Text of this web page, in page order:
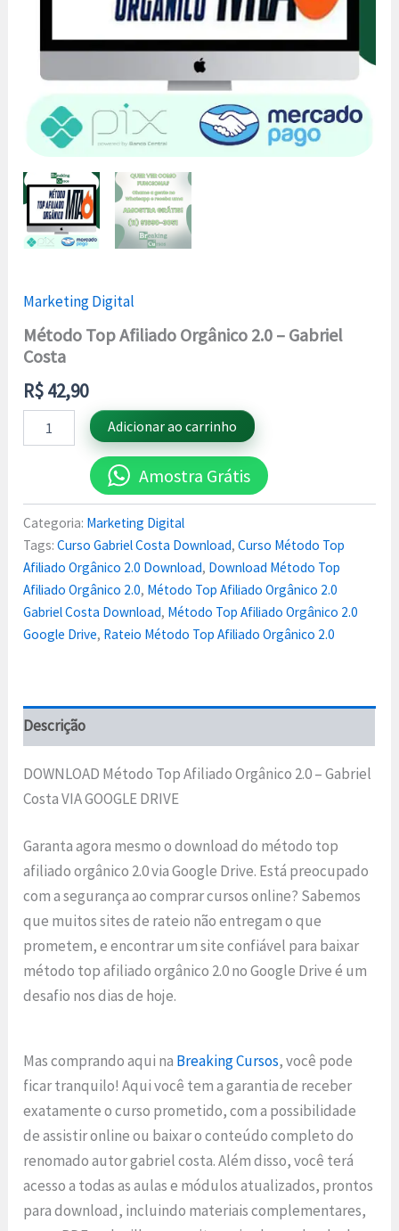
Marketing Digital
Método Top Afiliado Orgânico 2.0 – Gabriel
Costa
R$42,90
Adicionar ao carrinho
Amostra Grátis
Categoria: Marketing Digital
Tags:Curso Gabriel Costa Download,Curso Método Top
Afiliado Orgânico 2.0 Download, Download Método Top
Afiliado Orgânico 2.0, Método Top Afiliado Orgânico 2.0
Gabriel Costa Download, Método Top Afiliado Orgânico 2.0
Google Drive, Rateio Método Top Afiliado Orgânico 2.0
Descrição
DOWNLOAD Método Top Afiliado Orgânico 2.0 – Gabriel
Costa VIA GOOGLE DRIVE
Garanta agora mesmo o download do método top
afiliado orgânico 2.0 via Google Drive. Está preocupado
com a segurança ao comprar cursos online? Sabemos
que muitos sites de rateio não entregam o que
prometem, e encontrar um site confiável para baixar
método top afiliado orgânico 2.0 no Google Drive é um
desafio nos dias de hoje.
Mas comprando aqui na Breaking Cursos, você pode
ficar tranquilo! Aqui você tem a garantia de receber
exatamente o curso prometido, com a possibilidade
de assistir online ou baixar o conteúdo completo do
renomado autor gabriel costa. Além disso, você terá
acesso a todas as aulas e módulos atualizados, prontos
para download, incluindo materiais complementares,